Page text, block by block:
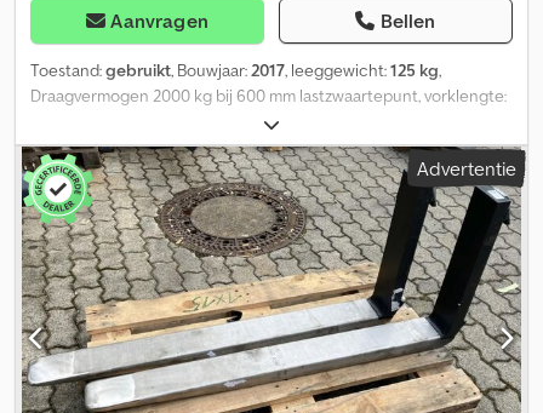
Aanvragen Bellen
Toestand:gebruikt, Bouwjaar:2017, leeggewicht:125 kg,
Draagvermogen 2000 kg bij 600 mm lastzwaartepunt, vorklengte:
800 mm, ophanging: FEM2A, eigen zwaartepunt: 254 mm, zo goed
als nieuwe KAUP telescopische vorken type 2T180CT.3,
basislengte 800 mm, uitschuifbaar 400 mm tot een uitgeschoven
lengte van 1200 mm, FEM 2A opname, draagvermogen 2000 kg bij
600 mm lastzwaartepunt, vorkdoorsnede 133 x 57 mm, vorklengte:
800, lastzwaartepunt: 600, eigen zwaartepunt: 254. Credew Uzq
Ejpfx Aflef
Advertentie